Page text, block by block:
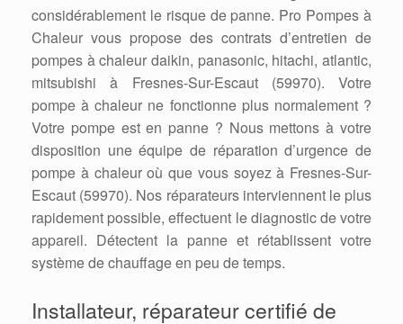
considérablement le risque de panne. Pro Pompes à
Chaleur vous propose des contrats d’entretien de
pompes à chaleur daikin, panasonic, hitachi, atlantic,
mitsubishi à Fresnes-Sur-Escaut (59970). Votre
pompe à chaleur ne fonctionne plus normalement ?
Votre pompe est en panne ? Nous mettons à votre
disposition une équipe de réparation d’urgence de
pompe à chaleur où que vous soyez à Fresnes-Sur-
Escaut (59970). Nos réparateurs interviennent le plus
rapidement possible, effectuent le diagnostic de votre
appareil. Détectent la panne et rétablissent votre
système de chauffage en peu de temps.
Installateur, réparateur certifié de